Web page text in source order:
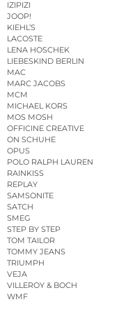
IZIPIZI
JOOP!
KIEHL’S
LACOSTE
LENA HOSCHEK
LIEBESKIND BERLIN
MAC
MARC JACOBS
MCM
MICHAEL KORS
MOS MOSH
OFFICINE CREATIVE
ON SCHUHE
OPUS
POLO RALPH LAUREN
RAINKISS
REPLAY
SAMSONITE
SATCH
SMEG
STEP BY STEP
TOM TAILOR
TOMMY JEANS
TRIUMPH
VEJA
VILLEROY & BOCH
WMF